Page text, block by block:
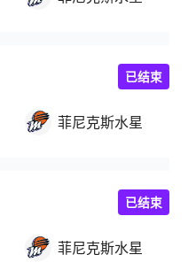
菲尼克斯水星
已结束
菲尼克斯水星
已结束